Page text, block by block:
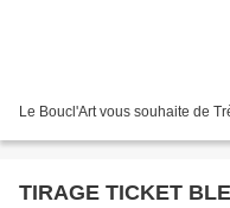
Le Boucl'Art vous souhaite de
TIRAGE TICKET